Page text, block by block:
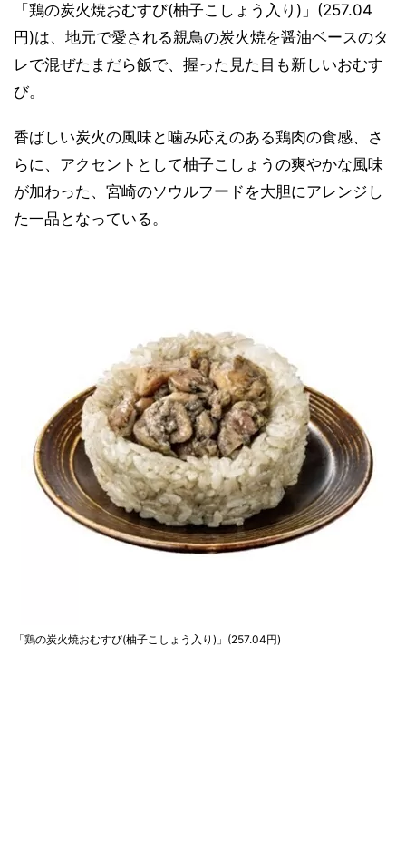
「鶏の炭火焼おむすび(柚子こしょう入り)」(257.04
円)は、地元で愛される親鳥の炭火焼を醤油ベースのタ
レで混ぜたまだら飯で、握った見た目も新しいおむす
び。
香ばしい炭火の風味と噛み応えのある鶏肉の食感、さ
らに、アクセントとして柚子こしょうの爽やかな風味
が加わった、宮崎のソウルフードを大胆にアレンジし
た一品となっている。
「鶏の炭火焼おむすび(柚子こしょう入り)」(257.04円)